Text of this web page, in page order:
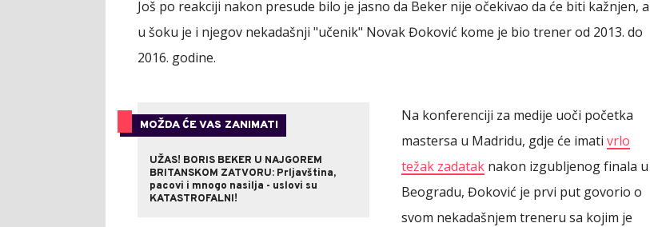
Još po reakciji nakon presude bilo je jasno da Beker nije očekivao da će biti kažnjen, a
u šoku je i njegov nekadašnji "učenik" Novak Đoković kome je bio trener od 2013. do
2016. godine.
MOŽDA ĆE VAS ZANIMATI
UŽAS! BORIS BEKER U NAJGOREM
BRITANSKOM ZATVORU: Prljavština,
pacovi i mnogo nasilja - uslovi su
KATASTROFALNI!
Na konferenciji za medije uoči početka
mastersa u Madridu, gdje će imati vrlo
težak zadatak nakon izgubljenog finala u
Beogradu, Đoković je prvi put govorio o
svom nekadašnjem treneru sa kojim je